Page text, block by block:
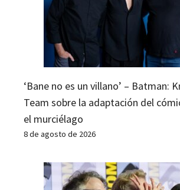
‘Bane no es un villano’ – Batman:
Team sobre la adaptación del
el murciélago
8 de agosto de 2026